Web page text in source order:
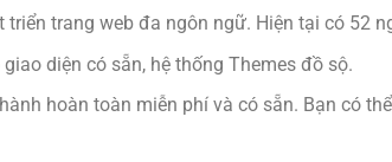
triển trang web đa ngôn ngữ. Hiện tại có 52
diện có sẵn, hệ thống Themes đồ sộ.
hoàn toàn miễn phí và có sẵn. Bạn có